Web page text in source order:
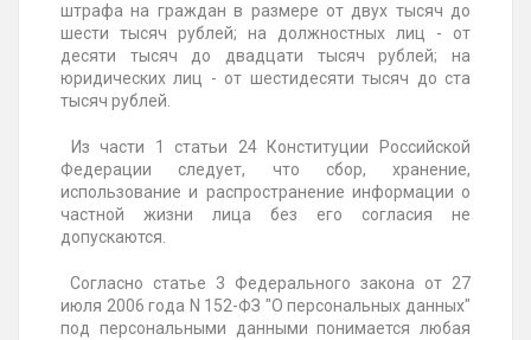
штрафа на граждан в размере от двух тысяч до
шести тысяч рублей; на должностных лиц - от
десяти тысяч до двадцати тысяч рублей; на
юридических лиц - от шестидесяти тысяч до ста
тысяч рублей.
Из части 1 статьи 24 Конституции Российской
Федерации следует, что сбор, хранение,
использование и распространение информации о
частной жизни лица без его согласия не
допускаются.
Согласно статье 3 Федерального закона от 27
июля 2006 года N 152-ФЗ "О персональных данных"
под персональными данными понимается любая